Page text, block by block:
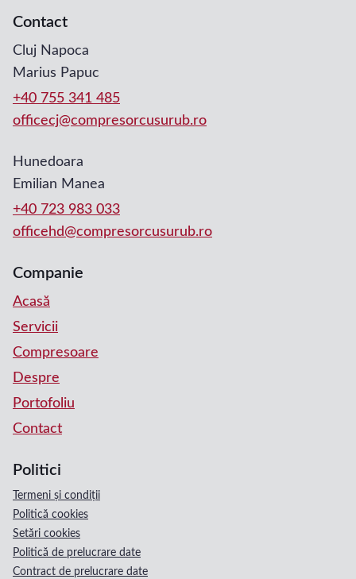
Contact
Cluj Napoca
Marius Papuc
+40 755 341 485
officecj@compresorcusurub.ro
Hunedoara
Emilian Manea
+40 723 983 033
officehd@compresorcusurub.ro
Companie
Acasă
Servicii
Compresoare
Despre
Portofoliu
Contact
Politici
Termeni și condiții
Politică cookies
Setări cookies
Politică de prelucrare date
Contract de prelucrare date